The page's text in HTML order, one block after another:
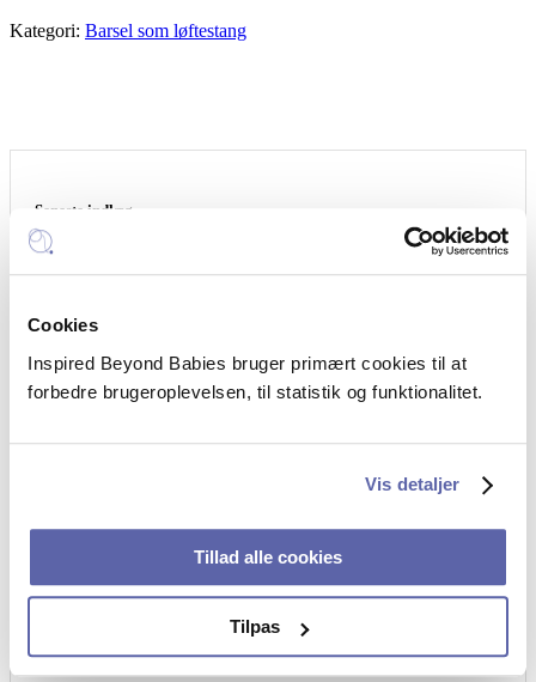
Cookies
Inspired Beyond Babies bruger primært cookies til at
forbedre brugeroplevelsen, til statistik og funktionalitet.
Vis detaljer
Tillad alle cookies
Tilpas
Kategori: Barsel som løftestang
Seneste indlæg
Jeg tror på, at åbenhed skaber det bedste grundlag
for et godt samarbejde